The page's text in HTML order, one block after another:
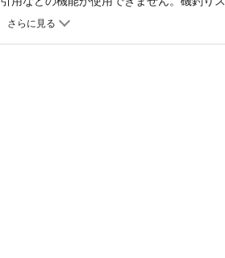
のグレが増えてくるなか、どうすれば型
法など注目のネタがてんこ盛り。 そして
チジロ10kgオーバー連発についてです。
／江藤憲幸502017グレ四大大会表彰台ト
！入れ食いだ???憧れの男女群島でイシ
ップ達成の戦略マニュアルストイックに
レポンREGULARグレイト九州熱釣録高知